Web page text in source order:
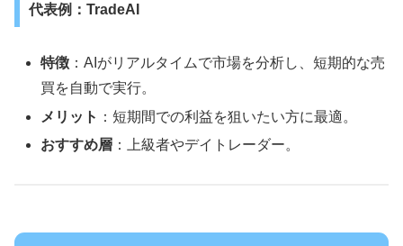
代表例：TradeAI
特徴 ：AIがリアルタイムで市場を分析し、短期的な売
買を自動で実行。
メリット ：短期間での利益を狙いたい方に最適。
おすすめ層 ：上級者やデイトレーダー。